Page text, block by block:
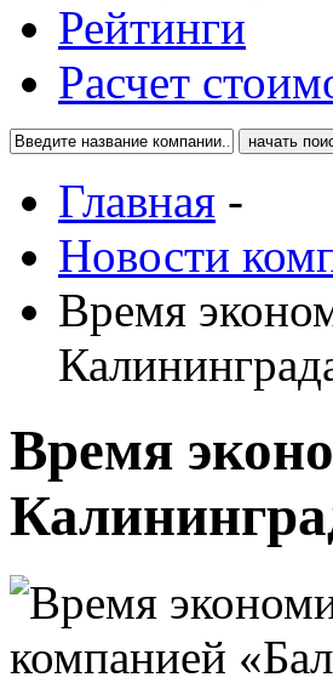
Рейтинги
Расчет
Главная -
Новости
Время
Время